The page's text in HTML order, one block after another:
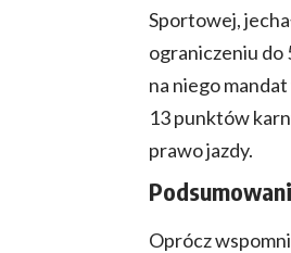
Sportowej,
ograniczeniu do
na niego
13 punktów
prawo jazdy.
Oprócz